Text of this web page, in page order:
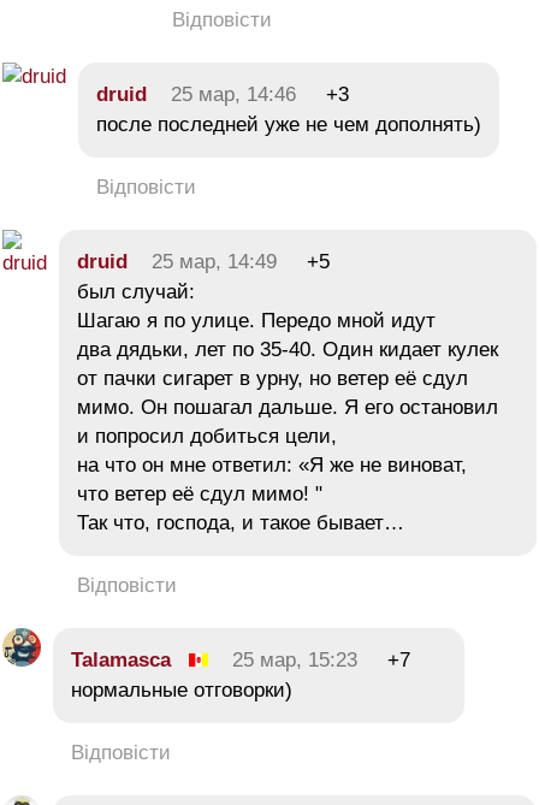
Відповісти
druid 25 мар, 14:46
+3
после последней уже не чем дополнять)
Відповісти
druid 25 мар, 14:49
+5
был случай:
Шагаю я по улице. Передо мной идут
два дядьки, лет по 35-40. Один кидает кулек
от пачки сигарет в урну, но ветер её сдул
мимо. Он пошагал дальше. Я его остановил
и попросил добиться цели,
на что он мне ответил: «Я же не виноват,
что ветер её сдул мимо! "
Так что, господа, и такое бывает…
Відповісти
Talamasca 25 мар, 15:23
+7
нормальные отговорки)
Відповісти